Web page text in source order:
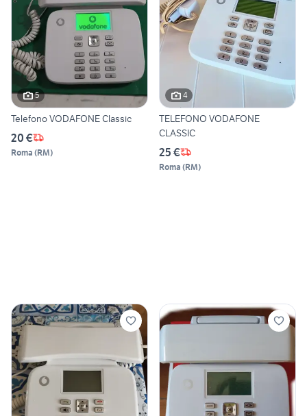
5
Telefono VODAFONE Classic
20 €
Roma (RM)
4
TELEFONO VODAFONE
CLASSIC
25 €
Roma (RM)